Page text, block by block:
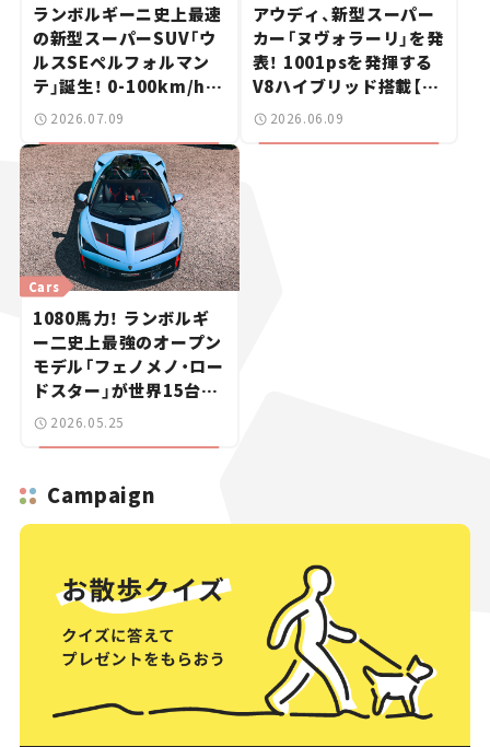
ランボルギーニ史上最速
の新型スーパーSUV「ウ
ルスSEペルフォルマン
テ」誕生！ 0-100km/hは
3.3秒【新車ニュース】
2026.07.09
アウディ、新型スーパー
カー「ヌヴォラーリ」を発
表！ 1001psを発揮する
V8ハイブリッド搭載【新
車ニュース】
2026.06.09
Cars
1080馬力！ ランボルギ
ー二史上最強のオープン
モデル「フェノメノ・ロー
ドスター」が世界15台限
定で登場【新車ニュース】
2026.05.25
Campaign